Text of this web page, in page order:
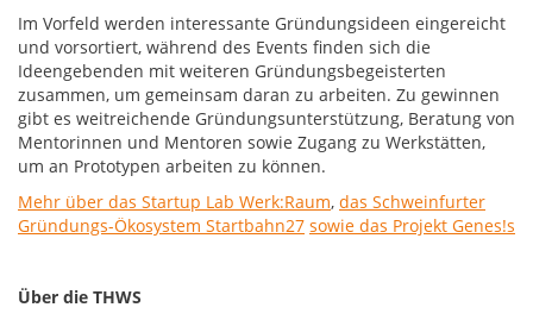
Im Vorfeld werden interessante Gründungsideen eingereicht
und vorsortiert, während des Events finden sich die
Ideengebenden mit weiteren Gründungsbegeisterten
zusammen, um gemeinsam daran zu arbeiten. Zu gewinnen
gibt es weitreichende Gründungsunterstützung, Beratung von
Mentorinnen und Mentoren sowie Zugang zu Werkstätten,
um an Prototypen arbeiten zu können.
Mehr über das Startup Lab Werk:Raum, das Schweinfurter
Gründungs-Ökosystem Startbahn27 sowie das Projekt Genes!s
Über die THWS